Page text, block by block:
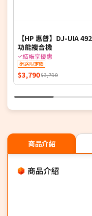
【HP 惠普】DJ-UIA
功能複合機
結帳享優惠
網路限定價
$3,790$3,790
商品介紹
商品介紹